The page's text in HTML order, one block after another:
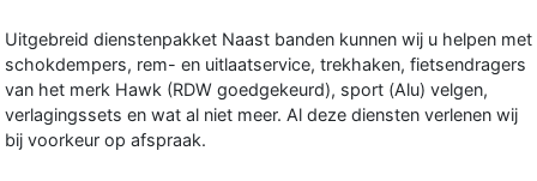
Uitgebreid dienstenpakket Naast banden kunnen wij u helpen met
schokdempers, rem- en uitlaatservice, trekhaken, fietsendragers
van het merk Hawk (RDW goedgekeurd), sport (Alu) velgen,
verlagingssets en wat al niet meer. Al deze diensten verlenen wij
bij voorkeur op afspraak.